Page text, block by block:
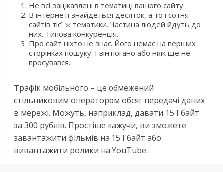
Не всі зацікавлені в тематиці вашого сайту.
В інтернеті знайдеться десяток, а то і сотня
сайтів тієї ж тематики. Частина людей йдуть до
них. Типова конкуренція.
Про сайт ніхто не знає. Його немає на перших
сторінках пошуку. І він погано або ніяк ще не
просувався.
Трафік мобільного – це обмежений
стільниковим оператором обсяг передачі даних
в мережі. Можуть, наприклад, давати 15 Гбайт
за 300 рублів. Простіше кажучи, ви зможете
завантажити фільмів на 15 Гбайт або
вивантажити ролики на YouTube.